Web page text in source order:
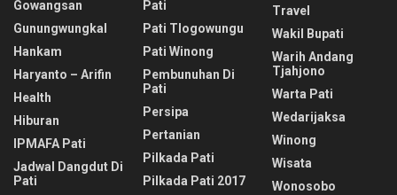
Gowangsan
Gunungwungkal
Hankam
Haryanto – Arifin
Health
Hiburan
IPMAFA Pati
Jadwal Dangdut Di
Pati
Pati
Pati Tlogowungu
Pati Winong
Pembunuhan Di
Pati
Persipa
Pertanian
Pilkada Pati
Pilkada Pati 2017
Travel
Wakil Bupati
Warih Andang
Tjahjono
Warta Pati
Wedarijaksa
Winong
Wisata
Wonosobo